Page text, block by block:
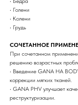
• Голени
• Колени
• Грудь
СОЧЕТАННОЕ
При сочетанном
решению возрастных
• Введение GANA HA
коррекции мягких тканей.
• GANA PHV улучшает
реструктуризации.